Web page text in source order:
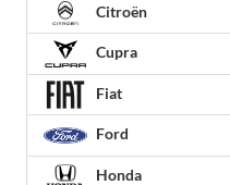
Citroën
Cupra
Fiat
Ford
Honda